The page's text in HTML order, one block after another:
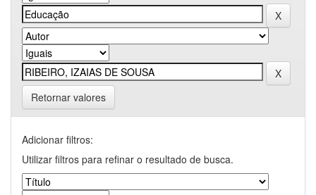
Retornar valores
Adicionar filtros:
Utilizar filtros para refinar o resultado de busca.